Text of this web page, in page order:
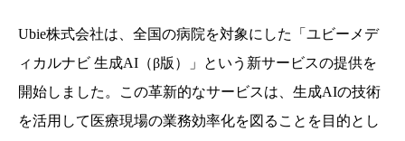
Ubie株式会社は、全国の病院を対象にした「ユビーメデ
ィカルナビ 生成AI（β版）」という新サービスの提供を
開始しました。この革新的なサービスは、生成AIの技術
を活用して医療現場の業務効率化を図ることを目的とし